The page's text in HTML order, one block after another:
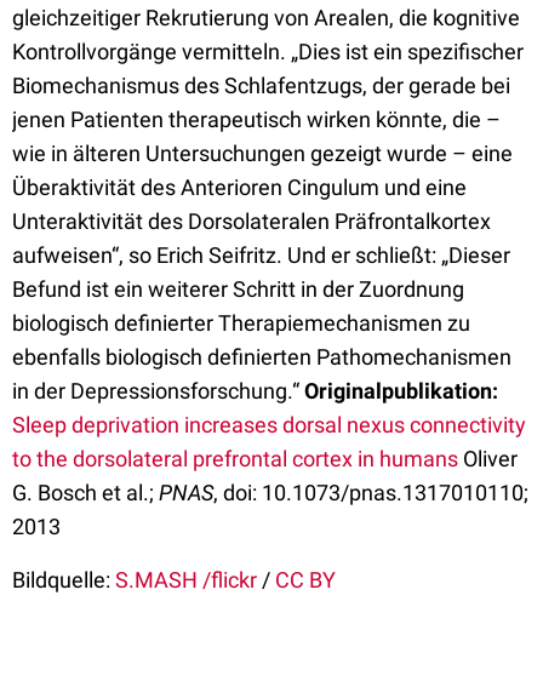
gleichzeitiger Rekrutierung von Arealen, die kognitive
Kontrollvorgänge vermitteln. „Dies ist ein spezifischer
Biomechanismus des Schlafentzugs, der gerade bei
jenen Patienten therapeutisch wirken könnte, die –
wie in älteren Untersuchungen gezeigt wurde – eine
Überaktivität des Anterioren Cingulum und eine
Unteraktivität des Dorsolateralen Präfrontalkortex
aufweisen“, so Erich Seifritz. Und er schließt: „Dieser
Befund ist ein weiterer Schritt in der Zuordnung
biologisch definierter Therapiemechanismen zu
ebenfalls biologisch definierten Pathomechanismen
in der Depressionsforschung.“Originalpublikation:
Sleep deprivation increases dorsal nexus connectivity
to the dorsolateral prefrontal cortex in humans Oliver
G. Bosch et al.; PNAS, doi: 10.1073/pnas.1317010110;
2013
Bildquelle:S.MASH /flickr / CC BY